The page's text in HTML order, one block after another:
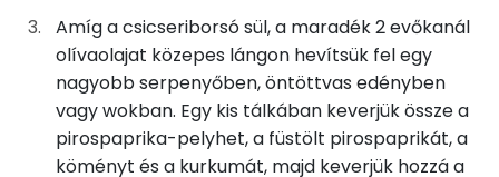
0grómai kömény
0 kcal
0g chilipehely
0 kcal
0g koriander
0 kcal
E vitamin:
Lut-zea
Fehérje
Amíg a csicseriborsó sül, a maradék 2 evőkanál
olívaolajat közepes lángon hevítsük fel egy
nagyobb serpenyőben, öntöttvas edényben
vagy wokban. Egy kis tálkában keverjük össze a
pirospaprika-pelyhet, a füstölt pirospaprikát, a
köményt és a kurkumát, majd keverjük hozzá a